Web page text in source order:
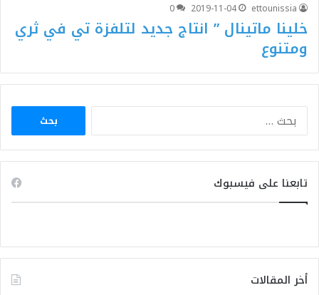
ettounissia
2019-11-04
0
خلينا ماتينال ” انتاج جديد لتلفزة تي في ثري
ومتنوع
البحث
تابعنا على فيسبوك
أخر المقالات